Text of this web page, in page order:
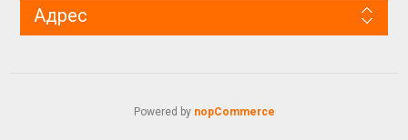
Адрес
Powered by nopCommerce